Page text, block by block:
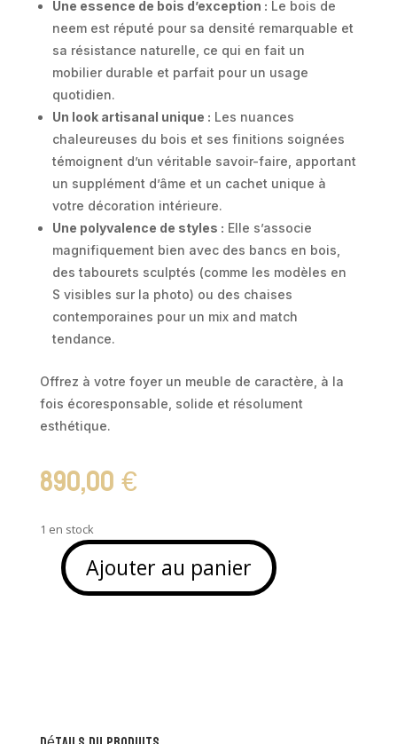
Une essence de bois d’exception : Le bois de
neem est réputé pour sa densité remarquable et
sa résistance naturelle, ce qui en fait un
mobilier durable et parfait pour un usage
quotidien.
Un look artisanal unique : Les nuances
chaleureuses du bois et ses finitions soignées
témoignent d’un véritable savoir-faire, apportant
un supplément d’âme et un cachet unique à
votre décoration intérieure.
Une polyvalence de styles : Elle s’associe
magnifiquement bien avec des bancs en bois,
des tabourets sculptés (comme les modèles en
S visibles sur la photo) ou des chaises
contemporaines pour un mix and match
tendance.
Offrez à votre foyer un meuble de caractère, à la
fois écoresponsable, solide et résolument
esthétique.
890,00€
1 en stock
quantité Ajouter au panier